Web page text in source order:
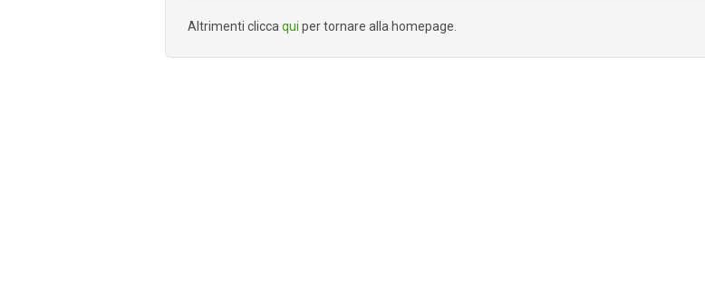
Altrimenti clicca qui per tornare alla homepage.